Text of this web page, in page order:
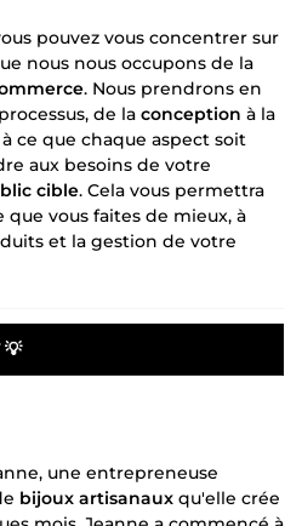
pouvez vous concentrer sur
nous nous occupons de la
. Nous prendrons en
de la conception à la
ce que chaque aspect soit
aux besoins de votre
cible. Cela vous permettra
vous faites de mieux, à
et la gestion de votre
💡
une entrepreneuse
bijoux artisanaux qu'elle crée